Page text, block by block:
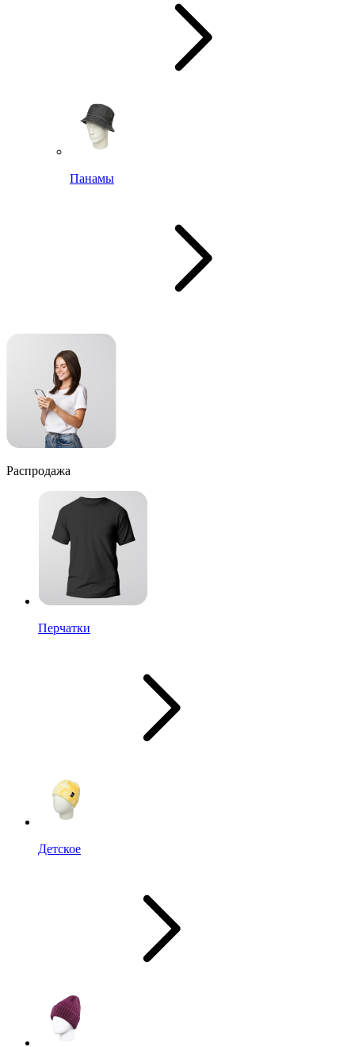
Панамы
Распродажа
Перчатки
Детское